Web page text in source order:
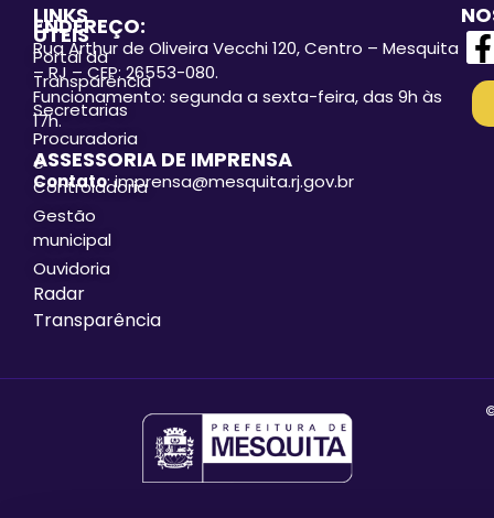
LINKS
ÚTEIS
Portal da
Transparência
Secretarias
Procuradoria
e
Controladoria
Gestão
municipal
Ouvidoria
Radar
Transparência
ENDEREÇO:
Rua Arthur de Oliveira Vecchi 120, Centro – Mesquita
– RJ – CEP: 26553-080.
Funcionamento: segunda a sexta-feira, das 9h às
17h.
ASSESSORIA DE IMPRENSA
Contato: imprensa@mesquita.rj.gov.br